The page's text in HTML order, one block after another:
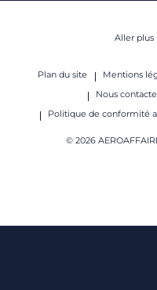
Plan du site Mentions
Nous
Politique de conformité
© 2026
Aller plus